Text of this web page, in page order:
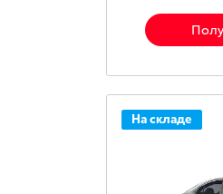
На складе